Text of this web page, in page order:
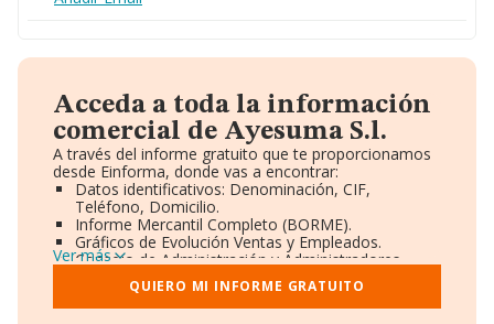
Acceda a toda la información
comercial de Ayesuma S.l.
A través del informe gratuito que te proporcionamos
desde Einforma, donde vas a encontrar:
Datos identificativos: Denominación, CIF,
Teléfono, Domicilio.
Informe Mercantil Completo (BORME).
Gráficos de Evolución Ventas y Empleados.
Consejo de Administración y Administradores.
Directivos y Ejecutivos.
Accionistas.
Participaciones y Vinculaciones en otras empresas.
Ver más
QUIERO MI INFORME GRATUITO